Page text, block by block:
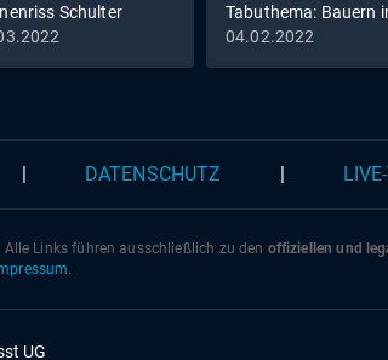
Schulter
to go
Tabuthema: Bauern
Psycho-Krise
04.02.2022
DATENSCHUTZ
Links führen ausschließlich zu den offiziellen und
.
UG